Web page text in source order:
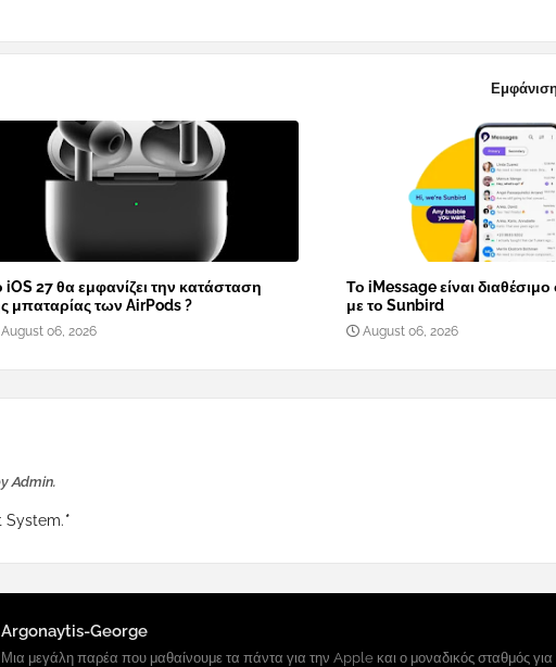
iOS 27 θα εμφανίζει την κατάσταση
μπαταρίας των AirPods ?
August 06, 2026
Το iMessage είναι
με το Sunbird
August 06, 2026
Admin.
System.*
Argonaytis-George
Μια μεγάλη παρέα που μαθαίνουμε τα πάντα για την Apple και ο μοναδικός σταθμός για